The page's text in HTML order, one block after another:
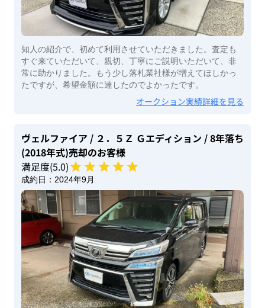
知人の紹介で、初めて利用させていただきました。査定も
すぐ来ていただいて、親切、丁寧にご説明いただいて、非
常に助かりました。もう少し落札業社様が増えてほしかっ
たですが、希望金額に達したのでよかったです。
オークション実績詳細を見る
ヴェルファイア / ２．５Ｚ Ｇエディション / 8年落ち
(2018年式)売却のお客様
満足度(5.0)
成約日： 2024年9月